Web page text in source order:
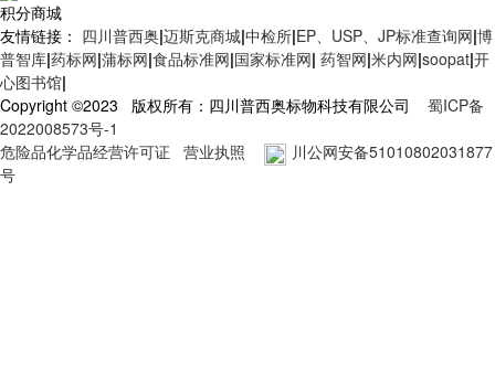
积分商城
友情链接： 四川普西奥|迈斯克商城|中检所|EP、USP、JP标准查询网|博
普智库|药标网|蒲标网|食品标准网|国家标准网| 药智网|米内网|soopat|开
心图书馆|
Copyright ©2023 版权所有：四川普西奥标物科技有限公司 蜀ICP备
2022008573号-1
危险品化学品经营许可证
营业执照
川公网安备51010802031877
号